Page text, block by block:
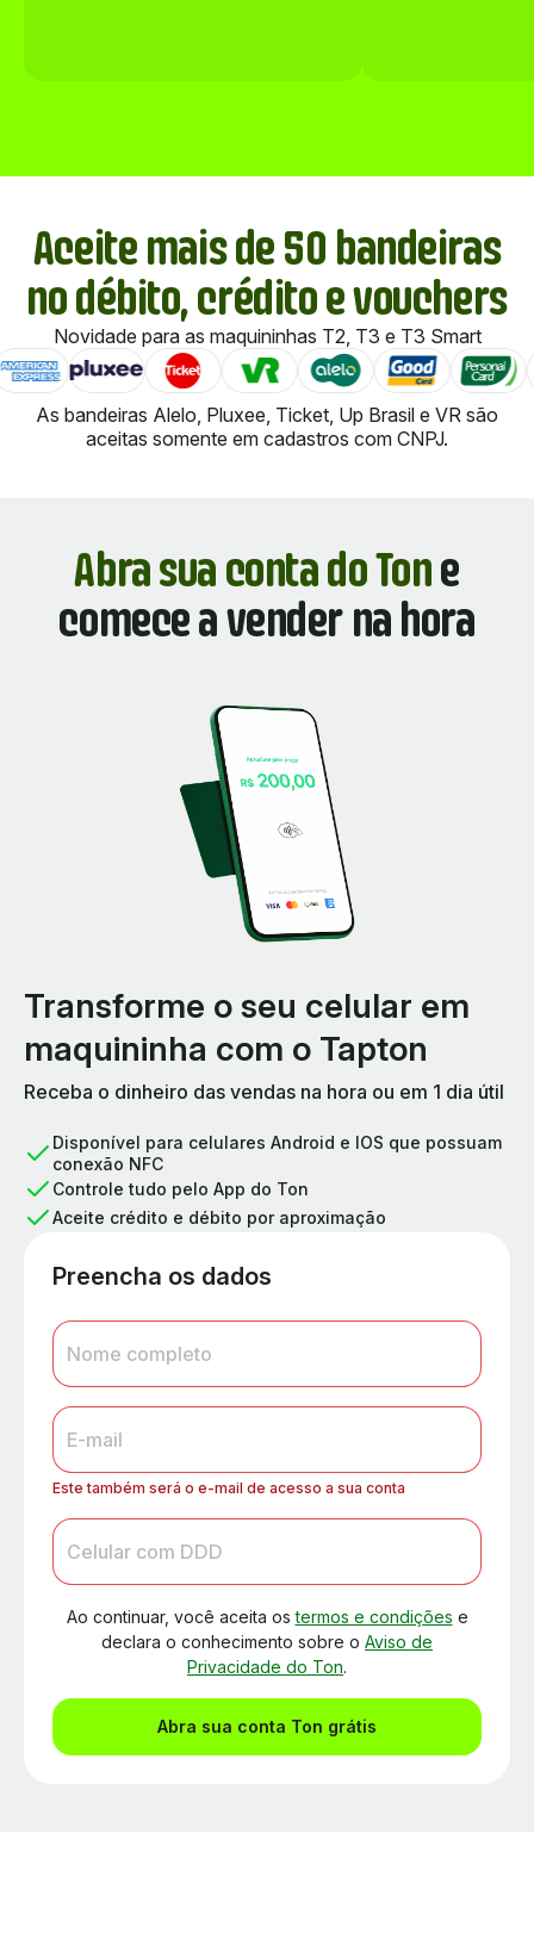
Aceite mais de 50 bandeiras
no débito, crédito e vouchers
Novidade para as maquininhas T2, T3 e T3 Smart
As bandeiras Alelo, Pluxee, Ticket, Up Brasil e VR são
aceitas somente em cadastros com CNPJ.
Abra sua conta do Tone
comece a vender na hora
Transforme o seu celular em
maquininha com o Tapton
Receba o dinheiro das vendas na hora ou em 1 dia útil
Disponível para celulares Android e IOS que possuam
conexão NFC
Controle tudo pelo App do Ton
Aceite crédito e débito por aproximação
Preencha os dados
Nome completo
E-mail
Este também será o e-mail de acesso a sua conta
Celular com DDD
Ao continuar, você aceita ostermos e condições e
declara o conhecimento sobre o Aviso de
Privacidade do Ton.
Abra sua conta Ton grátis